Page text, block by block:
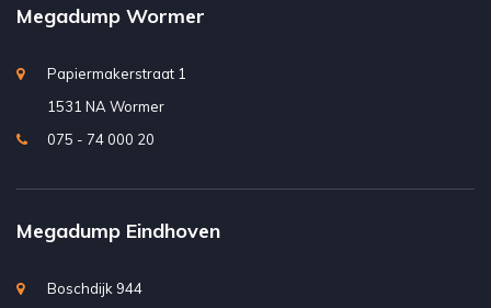
Megadump Wormer
Papiermakerstraat 1
1531 NA Wormer
075 - 74 000 20
Megadump Eindhoven
Boschdijk 944